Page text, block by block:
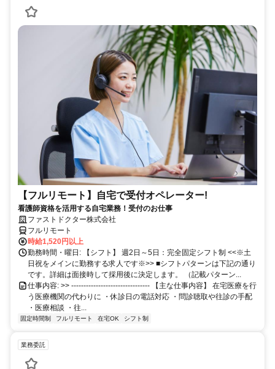
【フルリモート】自宅で受付オペレーター!
看護師資格を活用する自宅業務！受付のお仕事
ファストドクター株式会社
フルリモート
時給1,520円以上
勤務時間・曜日: 【シフト】 週2日～5日：完全固定シフト制 <<※土
日祝をメインに勤務する求人です※>> ■シフトパターンは下記の通り
です。詳細は面接時して採用後に決定します。 （記載パターン...
仕事内容: >> -------------------------------- 【主な仕事内容】 在宅医療を行
う医療機関の代わりに ・休診日の電話対応 ・問診聴取や往診の手配
・医療相談 ・往...
固定時間制 フルリモート 在宅OK シフト制
業務委託